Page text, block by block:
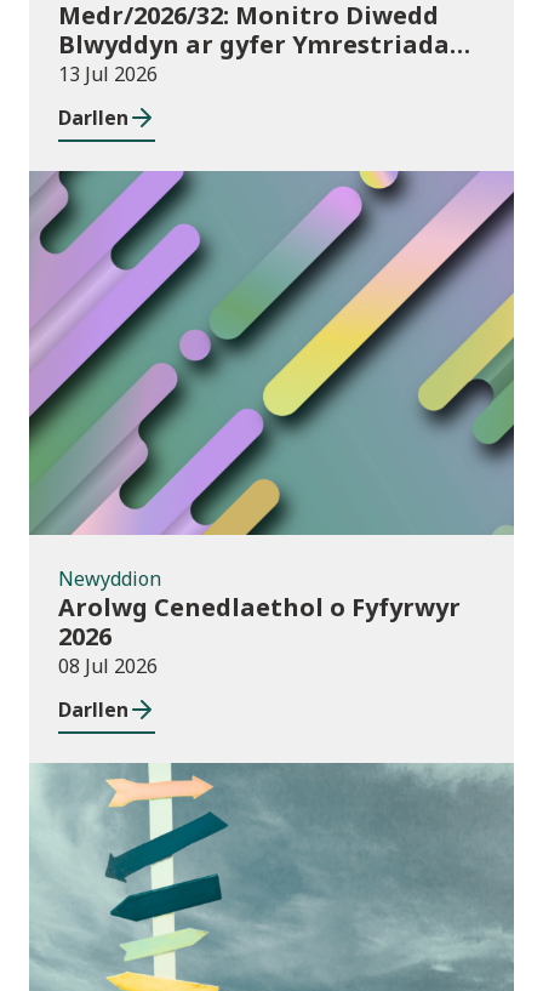
Medr/2026/32: Monitro Diwedd
Blwyddyn ar gyfer Ymrestriadau
Addysg Uwch 2025/26
13 Jul 2026
Darllen
Newyddion
Newyddion
Arolwg Cenedlaethol o Fyfyrwyr
2026
08 Jul 2026
Darllen
Cyhoeddiadau